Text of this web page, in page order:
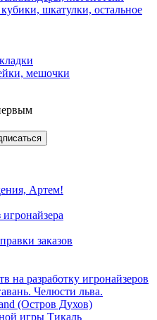
шкатулки, остальное
мешочки
Артем!
заказов
на разработку игронайзеров
Челюсти льва.
(Остров Духов)
игры Тикаль